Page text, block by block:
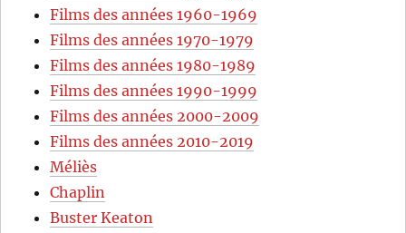
Films des années 1960-1969
Films des années 1970-1979
Films des années 1980-1989
Films des années 1990-1999
Films des années 2000-2009
Films des années 2010-2019
Méliès
Chaplin
Buster Keaton